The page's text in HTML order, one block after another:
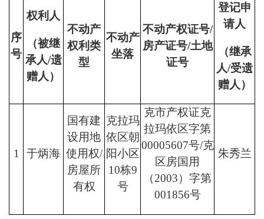
序
号
权利人
（被继
承人/遗
赠人）
不动产
权利类
型
不动产
坐落
不动产权证号/
房产证号/土地
证号
登记申
请人
（继承
人/受遗
赠人）
1 于炳海
国有建
设用地
使用权/
房屋所
有权
克拉玛
依区朝
阳小区
10栋9
号
克市产权证克
拉玛依区字第
00005607号/克
区房国用
（2003）字第
001856号
朱秀兰